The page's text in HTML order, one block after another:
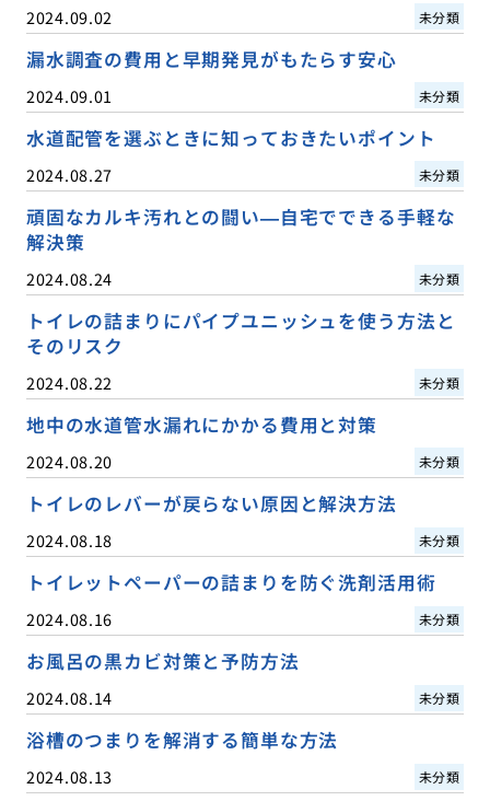
2024.09.02 未分類
漏水調査の費用と早期発見がもたらす安心
2024.09.01 未分類
水道配管を選ぶときに知っておきたいポイント
2024.08.27 未分類
頑固なカルキ汚れとの闘い—自宅でできる手軽な
解決策
2024.08.24 未分類
トイレの詰まりにパイプユニッシュを使う方法と
そのリスク
2024.08.22 未分類
地中の水道管水漏れにかかる費用と対策
2024.08.20 未分類
トイレのレバーが戻らない原因と解決方法
2024.08.18 未分類
トイレットペーパーの詰まりを防ぐ洗剤活用術
2024.08.16 未分類
お風呂の黒カビ対策と予防方法
2024.08.14 未分類
浴槽のつまりを解消する簡単な方法
2024.08.13 未分類